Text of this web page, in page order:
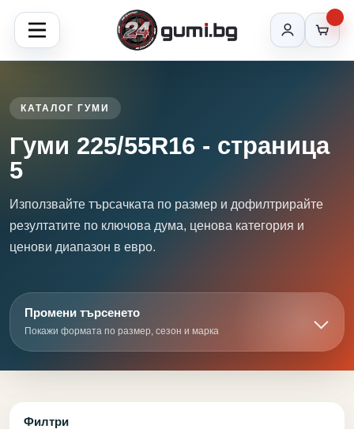
КАТАЛОГ ГУМИ
Гуми 225/55R16 - страница
5
Използвайте търсачката по размер и дофилтрирайте
резултатите по ключова дума, ценова категория и
ценови диапазон в евро.
Промени търсенето
Покажи формата по размер, сезон и марка
Филтри